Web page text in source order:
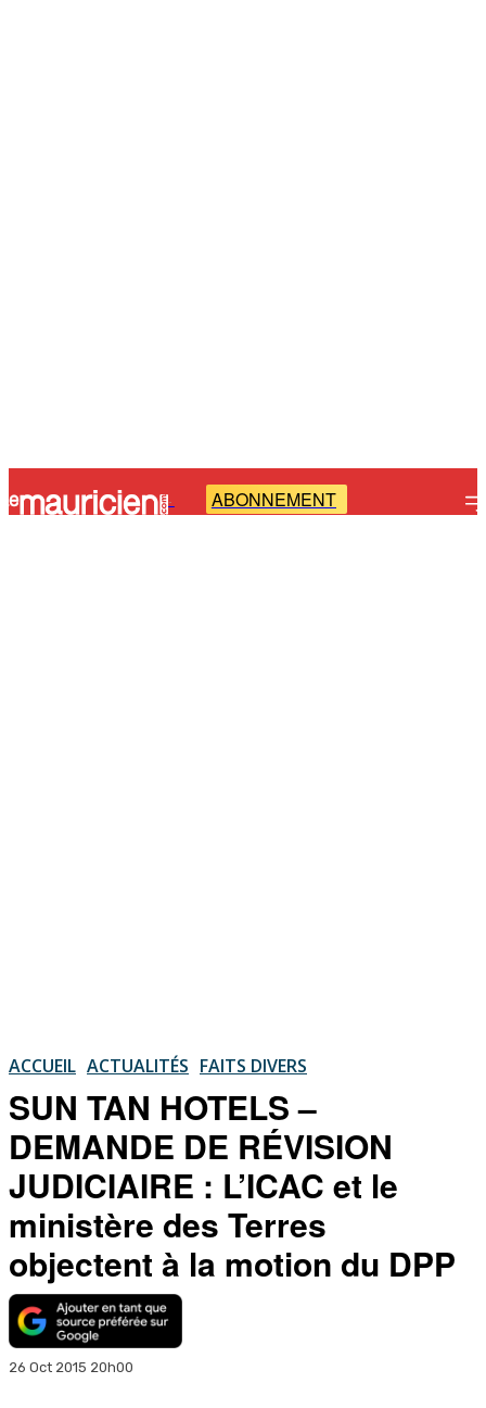
- ABONNEMENT
ACCUEIL ACTUALITÉS FAITS DIVERS
SUN TAN HOTELS –
DEMANDE DE RÉVISION
JUDICIAIRE : L’ICAC et le
ministère des Terres
objectent à la motion du DPP
26 Oct 2015 20h00